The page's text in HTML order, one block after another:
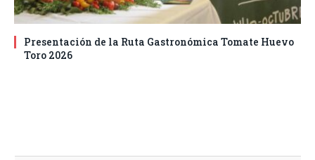
Presentación de la Ruta Gastronómica Tomate Huevo
Toro 2026